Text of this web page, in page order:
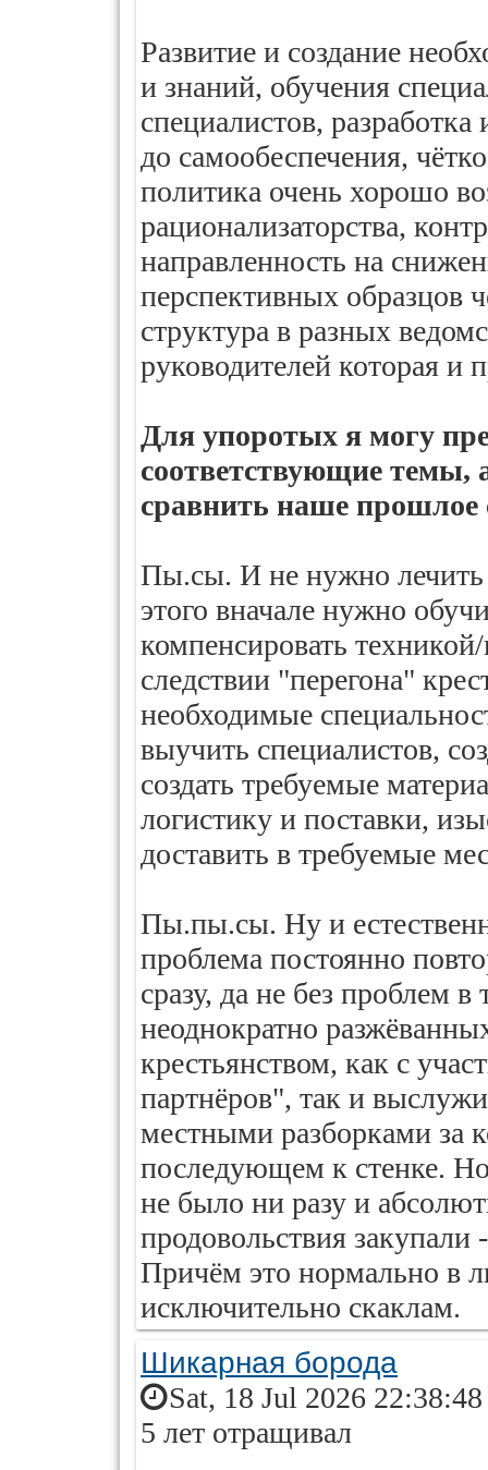
Развитие и создание
и знаний, обучения
специалистов,
до самообеспечения,
политика очень хорошо
рационализаторства,
направленность на
перспективных образцов
структура в разных
руководителей которая и
Для упоротых я могу
соответствующие темы,
сравнить наше прошлое
Пы.сы. И не нужно лечить
этого вначале нужно
компенсировать
следствии "перегона"
необходимые
выучить специалистов,
создать требуемые
логистику и поставки,
доставить в требуемые
Пы.пы.сы. Ну и
проблема постоянно
сразу, да не без проблем
неоднократно
крестьянством, как с
партнёров", так и
местными разборками за
последующем к стенке.
не было ни разу и
продовольствия
Причём это нормально в
исключительно скаклам.
Шикарная борода
Sat, 18 Jul 2026
5 лет отращивал